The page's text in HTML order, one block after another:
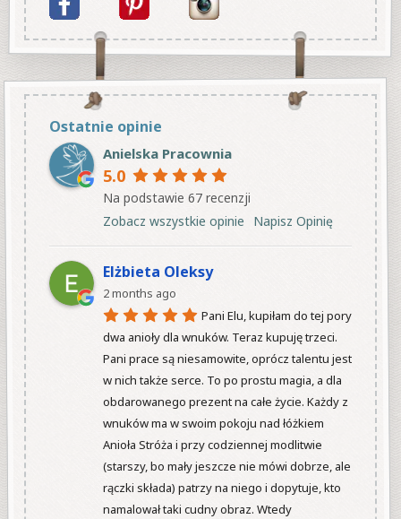
Ostatnie opinie
Anielska Pracownia
5.0
Na podstawie 67 recenzji
Zobacz wszystkie opinie
Napisz Opinię
Elżbieta Oleksy
2 months ago
Pani Elu, kupiłam do tej pory
dwa anioły dla wnuków. Teraz kupuję trzeci.
Pani prace są niesamowite, oprócz talentu jest
w nich także serce. To po prostu magia, a dla
obdarowanego prezent na całe życie. Każdy z
wnuków ma w swoim pokoju nad łóżkiem
Anioła Stróża i przy codziennej modlitwie
(starszy, bo mały jeszcze nie mówi dobrze, ale
rączki składa) patrzy na niego i dopytuje, kto
namalował taki cudny obraz. Wtedy